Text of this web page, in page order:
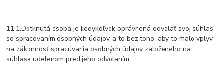
11.1.Dotknutá osoba je kedykoľvek oprávnená odvolať svoj súhlas
so spracovaním osobných údajov, a to bez toho, aby to malo vplyv
na zákonnosť spracúvania osobných údajov založeného na
súhlase udelenom pred jeho odvolaním.